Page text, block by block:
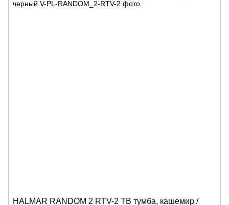
HALMAR RANDOM 2 RTV-2 ТВ тумба, кашемир /